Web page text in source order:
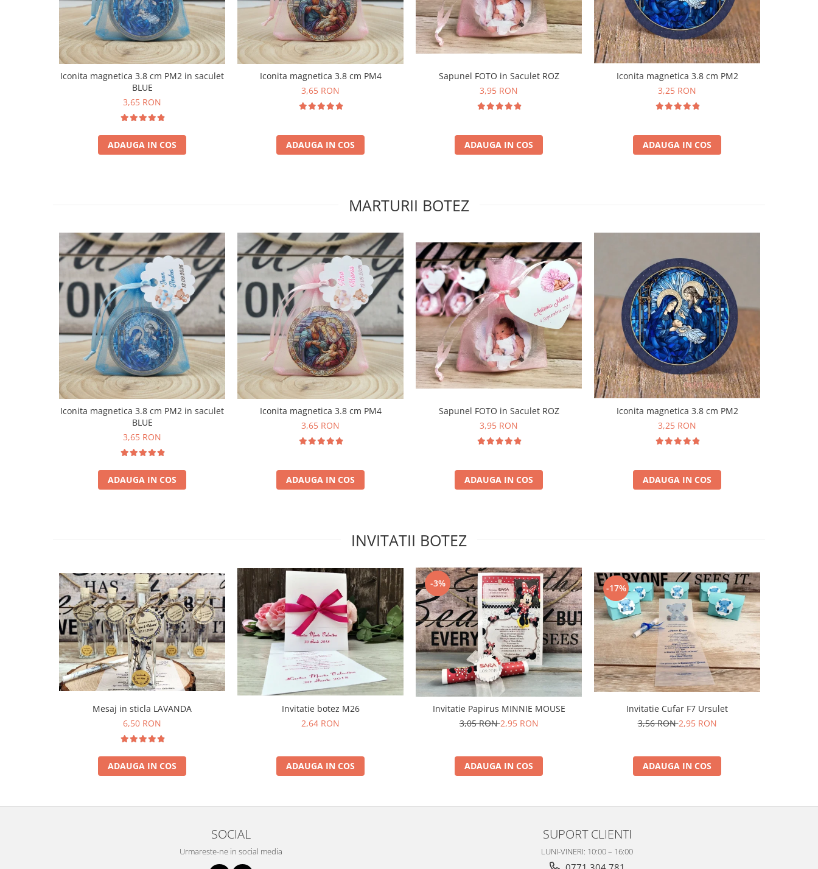
Iconita magnetica 3.8 cm PM2 in saculet
BLUE
3,65 RON
ADAUGA IN COS
Iconita magnetica 3.8 cm PM4
3,65 RON
ADAUGA IN COS
Sapunel FOTO in Saculet ROZ
3,95 RON
ADAUGA IN COS
Iconita magnetica 3.8 cm PM2
3,25 RON
ADAUGA IN COS
MARTURII BOTEZ
Iconita magnetica 3.8 cm PM2 in saculet
BLUE
3,65 RON
ADAUGA IN COS
Iconita magnetica 3.8 cm PM4
3,65 RON
ADAUGA IN COS
Sapunel FOTO in Saculet ROZ
3,95 RON
ADAUGA IN COS
Iconita magnetica 3.8 cm PM2
3,25 RON
ADAUGA IN COS
INVITATII BOTEZ
Mesaj in sticla LAVANDA
6,50 RON
ADAUGA IN COS
Invitatie botez M26
2,64 RON
ADAUGA IN COS
-3%
Invitatie Papirus MINNIE MOUSE
3,05 RON2,95 RON
ADAUGA IN COS
-17%
Invitatie Cufar F7 Ursulet
3,56 RON2,95 RON
ADAUGA IN COS
SOCIAL
Urmareste-ne in social media
SUPORT CLIENTI
LUNI-VINERI: 10:00 – 16:00